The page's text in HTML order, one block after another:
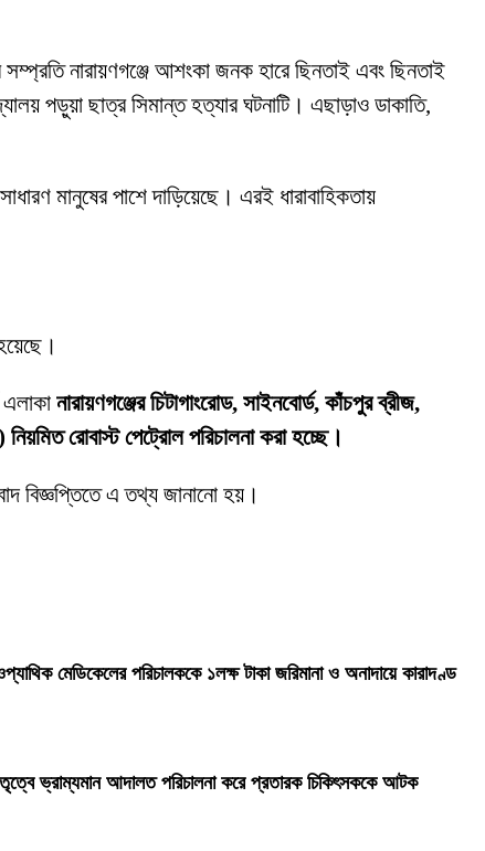
নারায়ণগঞ্জে আশংকা জনক হারে ছিনতাই এবং ছিনতাই
পড়ুয়া ছাত্র সিমান্ত হত্যার ঘটনাটি। এছাড়াও ডাকাতি,
মানুষের পাশে দাড়িয়েছে। এরই ধারাবাহিকতায়
এলাকা নারায়ণগঞ্জের চিটাগাংরোড, সাইনবোর্ড, কাঁচপুর ব্রীজ,
রোবাস্ট পেট্রোল পরিচালনা করা হচ্ছে।
বিজ্ঞপ্তিতে এ তথ্য জানানো হয়।
মেডিকেলের পরিচালককে ১লক্ষ টাকা জরিমানা ও অনাদায়ে কারাদণ্ড
ভ্রাম্যমান আদালত পরিচালনা করে প্রতারক চিকিৎসককে আটক